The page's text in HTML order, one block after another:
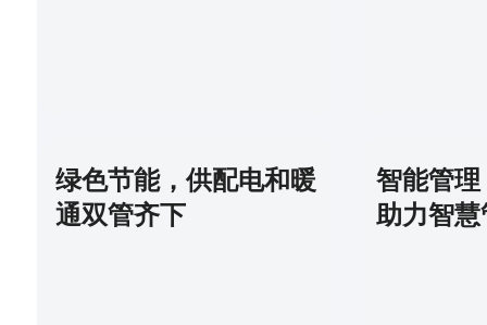
绿色节能，供配电和暖
通双管齐下
智能管
助力智慧